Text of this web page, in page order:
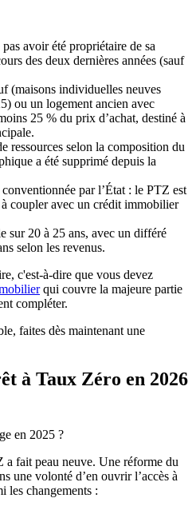
avoir été propriétaire de sa
des deux dernières années (sauf
(maisons individuelles neuves
ou un logement ancien avec
25 % du prix d’achat, destiné à
ressources selon la composition du
a été supprimé depuis la
conventionnée par l’État : le PTZ est
coupler avec un crédit immobilier
sur 20 à 25 ans, avec un différé
selon les revenus.
c'est-à-dire que vous devez
qui couvre la majeure partie
compléter.
faites dès maintenant une
à Taux Zéro en 2026
en 2025 ?
a fait peau neuve. Une réforme du
une volonté d’en ouvrir l’accès à
les changements :